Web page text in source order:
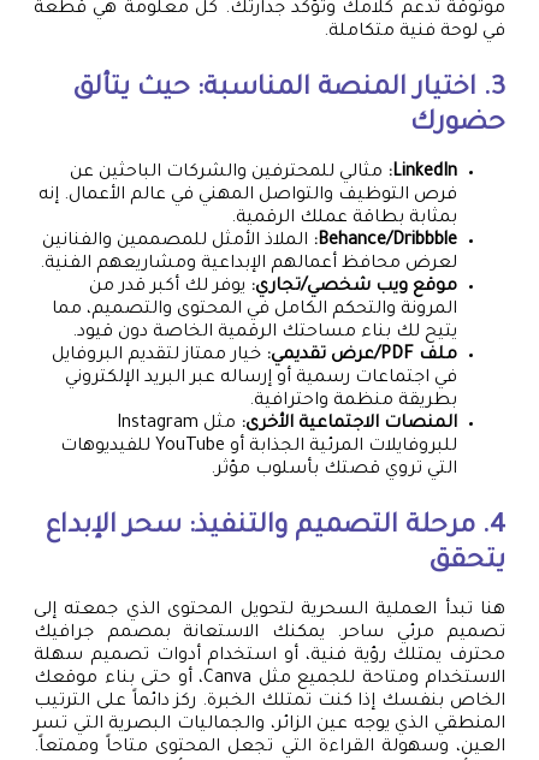
موثوقة تدعم كلامك وتؤكد جدارتك. كل معلومة هي قطعة
في لوحة فنية متكاملة.
3. اختيار المنصة المناسبة: حيث يتألق
حضورك
LinkedIn:
مثالي للمحترفين والشركات الباحثين عن
فرص التوظيف والتواصل المهني في عالم الأعمال. إنه
بمثابة بطاقة عملك الرقمية.
Behance/Dribbble:
الملاذ الأمثل للمصممين والفنانين
لعرض محافظ أعمالهم الإبداعية ومشاريعهم الفنية.
موقع ويب شخصي/تجاري: يوفر لك أكبر قدر من
المرونة والتحكم الكامل في المحتوى والتصميم، مما
يتيح لك بناء مساحتك الرقمية الخاصة دون قيود.
ملف PDF/عرض تقديمي:
خيار ممتاز لتقديم البروفايل
في اجتماعات رسمية أو إرساله عبر البريد الإلكتروني
بطريقة منظمة واحترافية.
المنصات الاجتماعية الأخرى:
مثل Instagram
للبروفايلات المرئية الجذابة أو YouTube للفيديوهات
التي تروي قصتك بأسلوب مؤثر.
4. مرحلة التصميم والتنفيذ: سحر الإبداع
يتحقق
هنا تبدأ العملية السحرية لتحويل المحتوى الذي جمعته إلى
تصميم مرئي ساحر. يمكنك الاستعانة بمصمم جرافيك
محترف يمتلك رؤية فنية، أو استخدام أدوات تصميم سهلة
الاستخدام ومتاحة للجميع مثل Canva، أو حتى بناء موقعك
الخاص بنفسك إذا كنت تمتلك الخبرة. ركز دائماً على الترتيب
المنطقي الذي يوجه عين الزائر، والجماليات البصرية التي تسر
العين، وسهولة القراءة التي تجعل المحتوى متاحاً وممتعاً.